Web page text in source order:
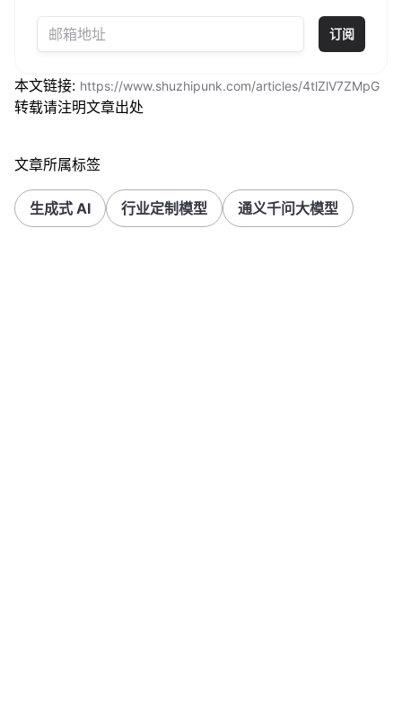
订阅
本文链接: https://www.shuzhipunk.com/articles/4tlZlV7ZMpG
转载请注明文章出处
文章所属标签
生成式 AI 行业定制模型 通义千问大模型